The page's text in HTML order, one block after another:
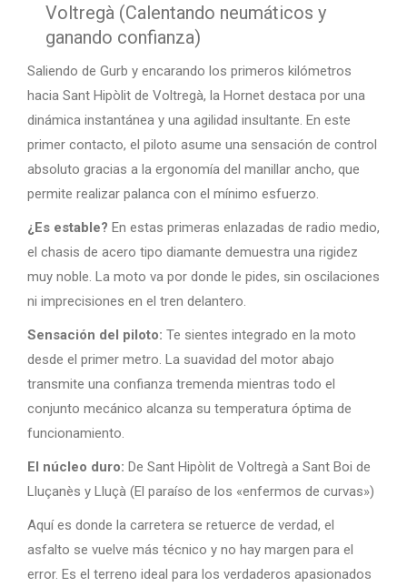
Voltregà (Calentando neumáticos y
ganando confianza)
Saliendo de Gurb y encarando los primeros kilómetros
hacia Sant Hipòlit de Voltregà, la Hornet destaca por una
dinámica instantánea y una agilidad insultante. En este
primer contacto, el piloto asume una sensación de control
absoluto gracias a la ergonomía del manillar ancho, que
permite realizar palanca con el mínimo esfuerzo.
¿Es estable? En estas primeras enlazadas de radio medio,
el chasis de acero tipo diamante demuestra una rigidez
muy noble. La moto va por donde le pides, sin oscilaciones
ni imprecisiones en el tren delantero.
Sensación del piloto: Te sientes integrado en la moto
desde el primer metro. La suavidad del motor abajo
transmite una confianza tremenda mientras todo el
conjunto mecánico alcanza su temperatura óptima de
funcionamiento.
El núcleo duro: De Sant Hipòlit de Voltregà a Sant Boi de
Lluçanès y Lluçà (El paraíso de los «enfermos de curvas»)
Aquí es donde la carretera se retuerce de verdad, el
asfalto se vuelve más técnico y no hay margen para el
error. Es el terreno ideal para los verdaderos apasionados